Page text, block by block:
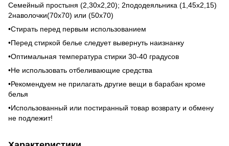
Семейный простыня (2,30х2,20); 2пододеяльника (1,45х2,15)
2наволочки(70х70) или (50х70)
•Стирать перед первым использованием
•Перед стиркой белье следует вывернуть наизнанку
•Оптимальная температура стирки 30-40 градусов
•Не использовать отбеливающие средства
•Рекомендуем не прилагать другие вещи в барабан кроме
белья
•Использованный или постиранный товар возврату и обмену
не подлежит!